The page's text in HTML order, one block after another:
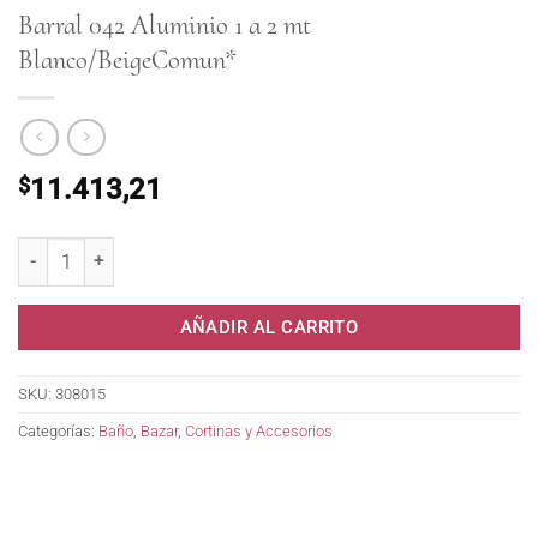
Barral 042 Aluminio 1 a 2 mt
Blanco/BeigeComun*
$11.413,21
AÑADIR AL CARRITO
SKU: 308015
Categorías: Baño, Bazar, Cortinas y Accesorios